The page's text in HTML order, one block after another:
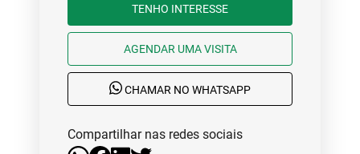
TENHO INTERESSE
AGENDAR UMA VISITA
CHAMAR NO WHATSAPP
Compartilhar nas redes sociais